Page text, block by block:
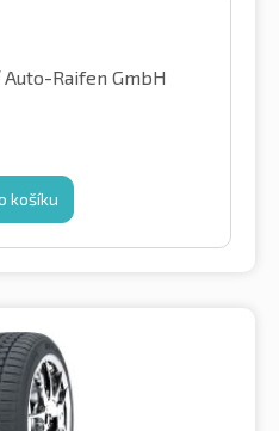
Raifen GmbH
košíku